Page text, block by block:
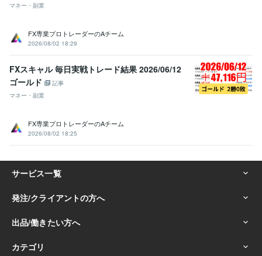
マネー・副業
FX専業プロトレーダーのAチーム
2026/08/02 18:29
FXスキャル 毎日実戦トレード結果 2026/06/12
ゴールド
記事
マネー・副業
FX専業プロトレーダーのAチーム
2026/08/02 18:25